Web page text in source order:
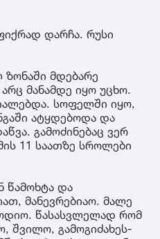
დარჩა. რუსი
მდებარე
მანამდე იყო უცხო.
სოფელში იყო,
ატყდებოდა და
გამოძინებაც ვერ
11 საათზე სროლები
წამოხტა და
მანევრებიაო. მალე
წასასვლელად რომ
შვილო, გამოგიძახეს-